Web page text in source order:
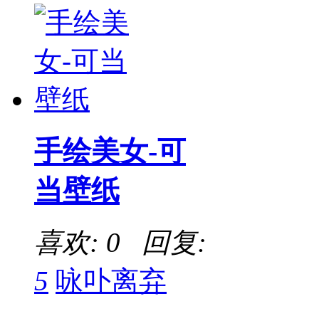
手绘美女-可
当壁纸
喜欢: 0 回复:
5 咏卟离弃